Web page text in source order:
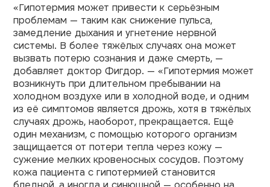
«Гипотермия может привести к серьёзным
проблемам — таким как снижение пульса,
замедление дыхания и угнетение нервной
системы. В более тяжёлых случаях она может
вызвать потерю сознания и даже смерть, —
добавляет доктор Фигдор. — «Гипотермия может
возникнуть при длительном пребывании на
холодном воздухе или в холодной воде, и одним
из её симптомов является дрожь, хотя в тяжёлых
случаях дрожь, наоборот, прекращается. Ещё
один механизм, с помощью которого организм
защищается от потери тепла через кожу —
сужение мелких кровеносных сосудов. Поэтому
кожа пациента с гипотермией становится